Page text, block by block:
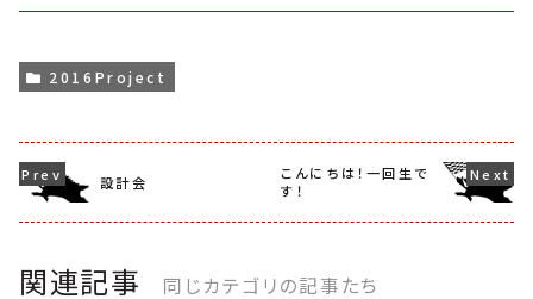
2016Project
設計会
こんにちは！一回生で
す！
関連記事 同じカテゴリの記事たち